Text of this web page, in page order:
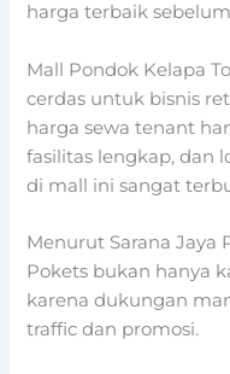
harga terbaik
Mall Pondok Kelapa
cerdas untuk bisnis
harga sewa tenant
fasilitas lengkap, dan
di mall ini sangat
Menurut Sarana Jaya
Pokets bukan hanya
karena dukungan
traffic dan promosi.